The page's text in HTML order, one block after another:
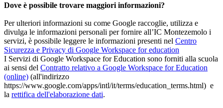
Dove è possibile trovare maggiori informazioni?
Per ulteriori informazioni su come Google raccoglie, utilizza e
divulga le informazioni personali per fornire all’IC Montezemolo i
servizi, è possibile leggere le informazioni presenti nel Centro
Sicurezza e Privacy di Google Workspace for education
I Servizi di Google Workspace for Education sono forniti alla scuola
ai sensi del Contratto relativo a Google Workspace for Education
(online) (all'indirizzo
https://www.google.com/apps/intl/it/terms/education_terms.html) e
la rettifica dell'elaborazione dati.